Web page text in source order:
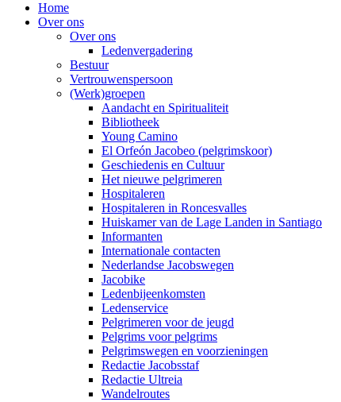
Home
Over ons
Over ons
Ledenvergadering
Bestuur
Vertrouwenspersoon
(Werk)groepen
Aandacht en Spiritualiteit
Bibliotheek
Young Camino
El Orfeón Jacobeo (pelgrimskoor)
Geschiedenis en Cultuur
Het nieuwe pelgrimeren
Hospitaleren
Hospitaleren in Roncesvalles
Huiskamer van de Lage Landen in Santiago
Informanten
Internationale contacten
Nederlandse Jacobswegen
Jacobike
Ledenbijeenkomsten
Ledenservice
Pelgrimeren voor de jeugd
Pelgrims voor pelgrims
Pelgrimswegen en voorzieningen
Redactie Jacobsstaf
Redactie Ultreia
Wandelroutes